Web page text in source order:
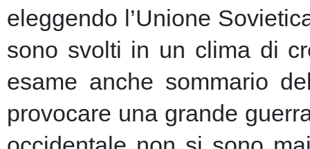
eleggendo l’Unione
sono svolti in un clima di
esame anche sommario
provocare una grande